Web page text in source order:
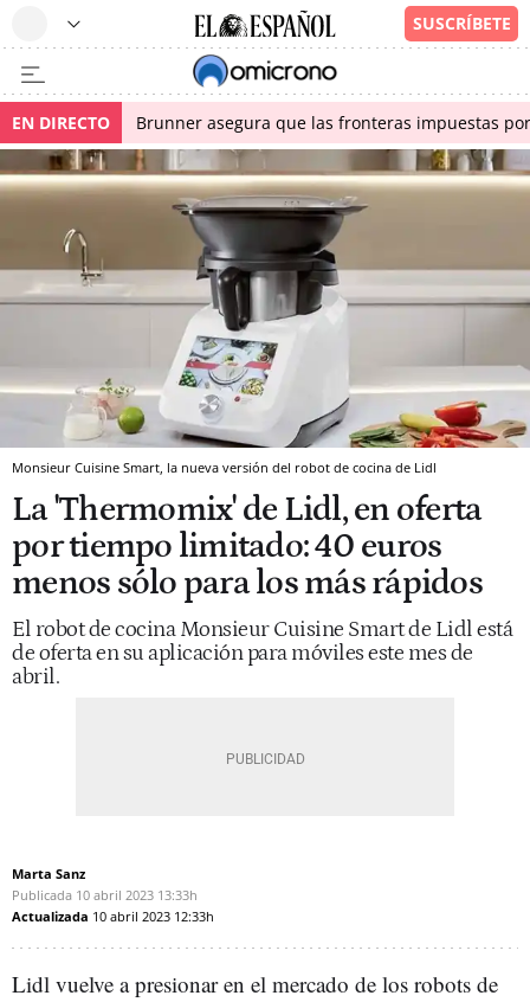
EN DIRECTO Brunner asegura que las fronteras impuestas
Monsieur Cuisine Smart, la nueva versión del robot de cocina de Lidl
La 'Thermomix' de Lidl, en oferta
por tiempo limitado: 40 euros
menos sólo para los más rápidos
El robot de cocina Monsieur Cuisine Smart de Lidl está
de oferta en su aplicación para móviles este mes de
abril.
Marta Sanz
Publicada 10 abril 2023 13:33h
Actualizada 10 abril 2023 12:33h
Lidl vuelve a presionar en el mercado de los robots de